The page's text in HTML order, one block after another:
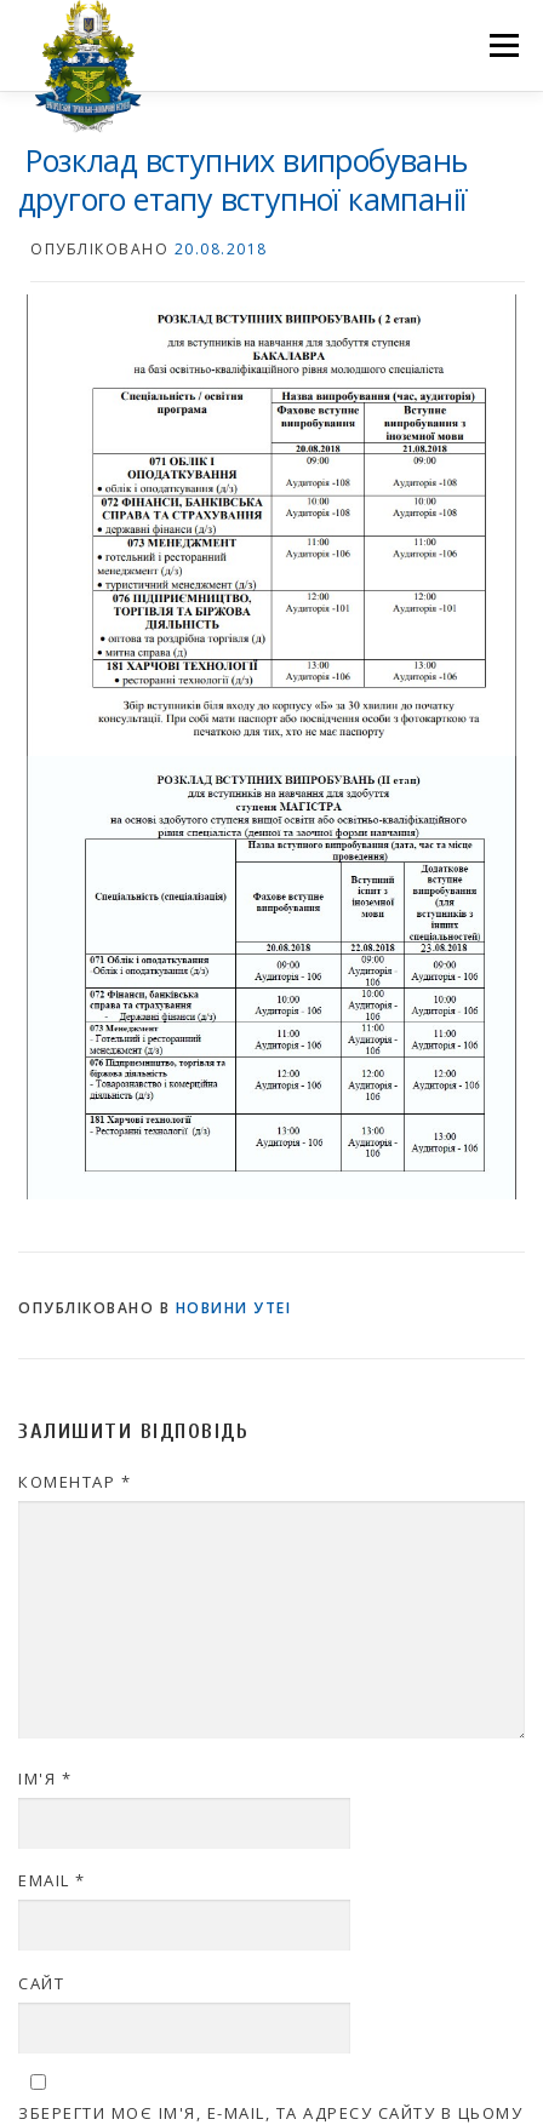
Меню
ПРО НАС
Розклад вступних випробувань
другого етапу вступної кампанії
ОПУБЛІКОВАНО 20.08.2018
ОПУБЛІКОВАНО В НОВИНИ УТЕІ
ЗАЛИШИТИ ВІДПОВІДЬ
КОМЕНТАР *
ІМ'Я *
EMAIL *
САЙТ
ЗБЕРЕГТИ МОЄ ІМ'Я, E-MAIL, ТА АДРЕСУ САЙТУ В ЦЬОМУ